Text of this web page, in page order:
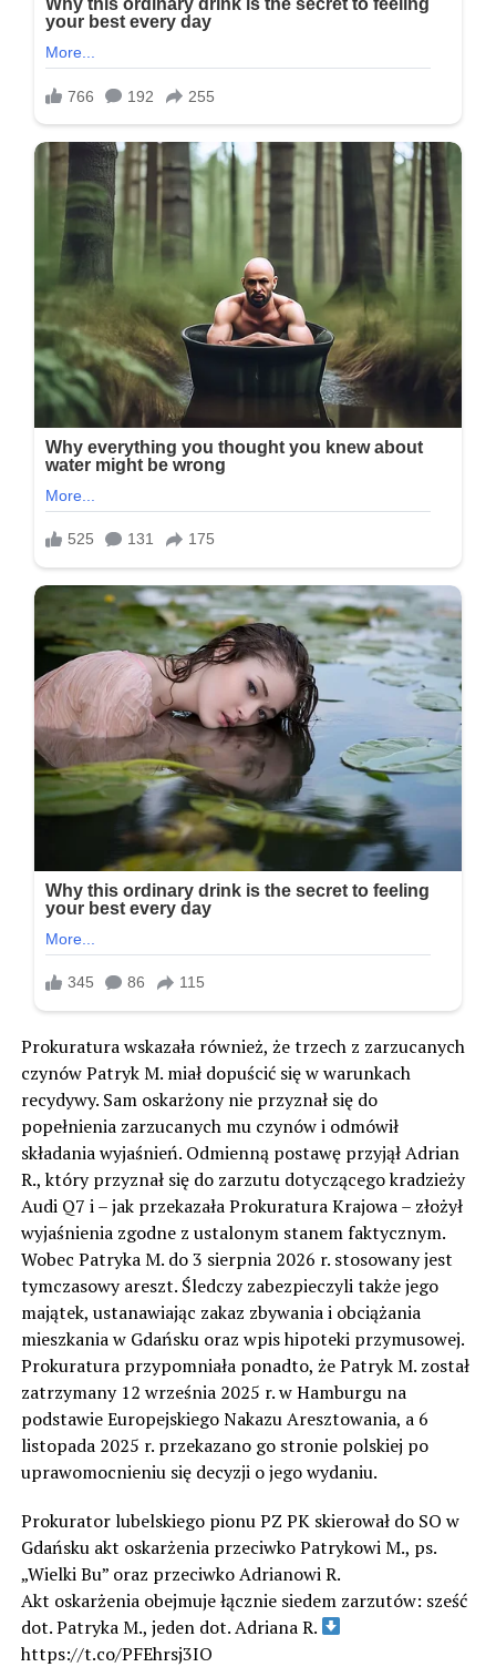
Prokuratura wskazała również, że trzech z zarzucanych
czynów Patryk M. miał dopuścić się w warunkach
recydywy. Sam oskarżony nie przyznał się do
popełnienia zarzucanych mu czynów i odmówił
składania wyjaśnień. Odmienną postawę przyjął Adrian
R., który przyznał się do zarzutu dotyczącego kradzieży
Audi Q7 i – jak przekazała Prokuratura Krajowa – złożył
wyjaśnienia zgodne z ustalonym stanem faktycznym.
Wobec Patryka M. do 3 sierpnia 2026 r. stosowany jest
tymczasowy areszt. Śledczy zabezpieczyli także jego
majątek, ustanawiając zakaz zbywania i obciążania
mieszkania w Gdańsku oraz wpis hipoteki przymusowej.
Prokuratura przypomniała ponadto, że Patryk M. został
zatrzymany 12 września 2025 r. w Hamburgu na
podstawie Europejskiego Nakazu Aresztowania, a 6
listopada 2025 r. przekazano go stronie polskiej po
uprawomocnieniu się decyzji o jego wydaniu.
Prokurator lubelskiego pionu PZ PK skierował do SO w
Gdańsku akt oskarżenia przeciwko Patrykowi M., ps.
„Wielki Bu” oraz przeciwko Adrianowi R.
Akt oskarżenia obejmuje łącznie siedem zarzutów: sześć
dot. Patryka M., jeden dot. Adriana R.
https://t.co/PFEhrsj3IO